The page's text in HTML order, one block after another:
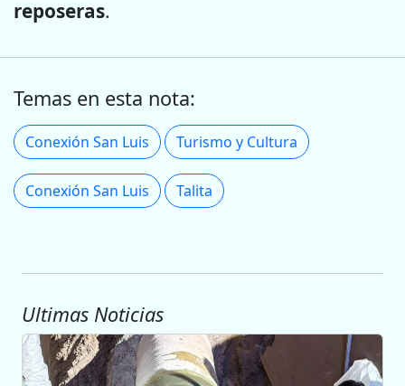
reposeras.
Temas en esta nota:
Conexión San Luis Turismo y Cultura
Conexión San Luis Talita
Ultimas Noticias